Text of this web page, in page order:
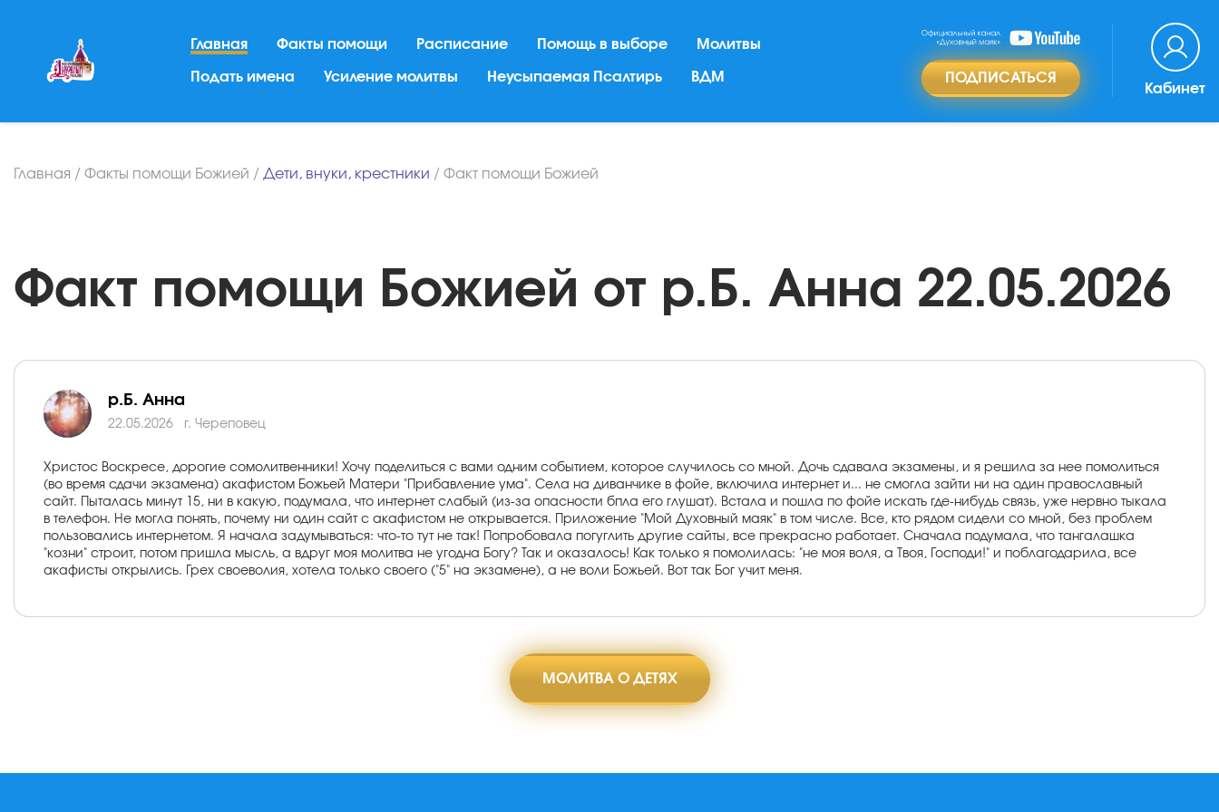
Главная Факты помощи Расписание Помощь в выборе Молитвы
Подать имена Усиление молитвы Неусыпаемая Псалтирь ВДМ ПОДПИСАТЬСЯ
Кабинет
Главная / Факты помощи Божией / Дети, внуки, крестники / Факт помощи Божией
Факт помощи Божией от р.Б. Анна 22.05.2026
р.Б. Анна
22.05.2026 г. Череповец
Христос Воскресе, дорогие сомолитвенники! Хочу поделиться с вами одним событием, которое случилось со мной. Дочь сдавала экзамены, и я решила за нее помолиться
(во время сдачи экзамена) акафистом Божьей Матери "Прибавление ума". Села на диванчике в фойе, включила интернет и... не смогла зайти ни на один православный
сайт. Пыталась минут 15, ни в какую, подумала, что интернет слабый (из-за опасности бпла его глушат). Встала и пошла по фойе искать где-нибудь связь, уже нервно тыкала
в телефон. Не могла понять, почему ни один сайт с акафистом не открывается. Приложение "Мой Духовный маяк" в том числе. Все, кто рядом сидели со мной, без проблем
пользовались интернетом. Я начала задумываться: что-то тут не так! Попробовала погуглить другие сайты, все прекрасно работает. Сначала подумала, что тангалашка
"козни" строит, потом пришла мысль, а вдруг моя молитва не угодна Богу? Так и оказалось! Как только я помолилась: "не моя воля, а Твоя, Господи!" и поблагодарила, все
акафисты открылись. Грех своеволия, хотела только своего ("5" на экзамене), а не воли Божьей. Вот так Бог учит меня.
МОЛИТВА О ДЕТЯХ